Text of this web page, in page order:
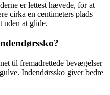
er lettest hævede, for at
cirka en centimeters plads
uden at glide.
til fremadrettede bevægelser
Indendørssko giver bedre